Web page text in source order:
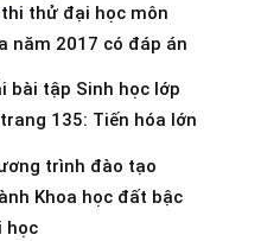
thử đại học môn
năm 2017 có đáp án
bài tập Sinh học lớp
135: Tiến hóa lớn
trình đào tạo
Khoa học đất bậc
học